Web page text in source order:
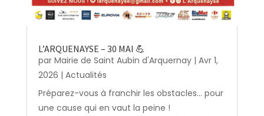
L’ARQUENAYSE – 30 MAI 💪
par Mairie de Saint Aubin d'Arquernay| Avr 1,
2026 | Actualités
Préparez-vous à franchir les obstacles… pour
une cause qui en vaut la peine !